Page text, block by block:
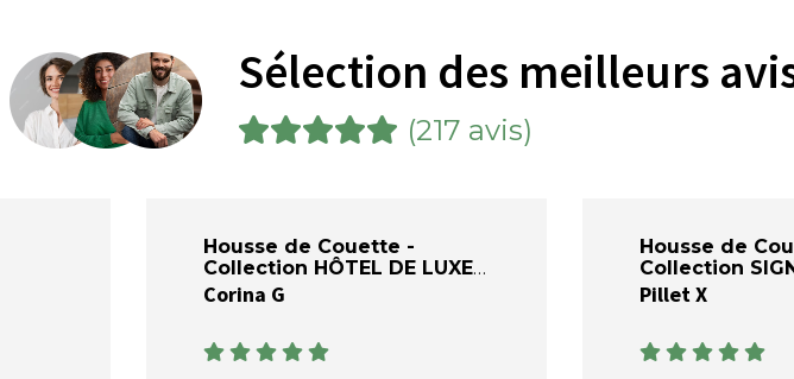
Sélection des meilleurs
(217 avis)
Housse de Couette -
Collection HÔTEL DE LUXE
Corina G
Housse de
Collection
Pillet X